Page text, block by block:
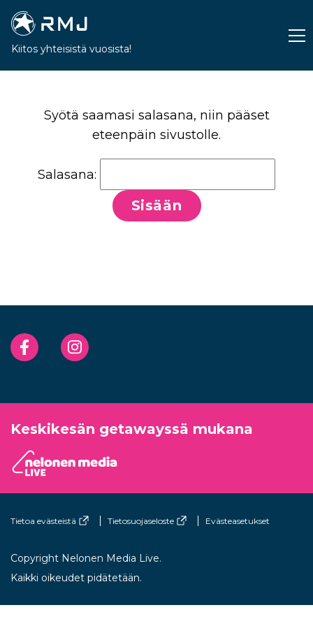
Kiitos yhteisistä vuosista!
Syötä saamasi salasana, niin pääset
eteenpäin sivustolle.
Salasana:
FacebookInstagram
Keskikesän getawayssä mukana
Tietoa evästeistä Tietosuojaseloste Evästeasetukset
Copyright Nelonen Media Live.
Kaikki oikeudet pidätetään.